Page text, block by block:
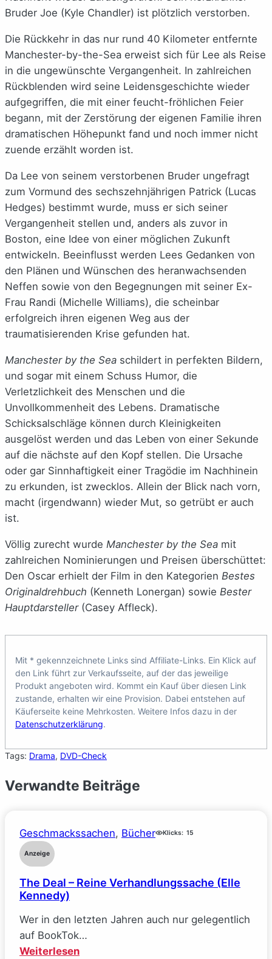
Bruder Joe (Kyle Chandler) ist plötzlich verstorben.
Die Rückkehr in das nur rund 40 Kilometer entfernte
Manchester-by-the-Sea erweist sich für Lee als Reise
in die ungewünschte Vergangenheit. In zahlreichen
Rückblenden wird seine Leidensgeschichte wieder
aufgegriffen, die mit einer feucht-fröhlichen Feier
begann, mit der Zerstörung der eigenen Familie ihren
dramatischen Höhepunkt fand und noch immer nicht
zuende erzählt worden ist.
Da Lee von seinem verstorbenen Bruder ungefragt
zum Vormund des sechszehnjährigen Patrick (Lucas
Hedges) bestimmt wurde, muss er sich seiner
Vergangenheit stellen und, anders als zuvor in
Boston, eine Idee von einer möglichen Zukunft
entwickeln. Beeinflusst werden Lees Gedanken von
den Plänen und Wünschen des heranwachsenden
Neffen sowie von den Begegnungen mit seiner Ex-
Frau Randi (Michelle Williams), die scheinbar
erfolgreich ihren eigenen Weg aus der
traumatisierenden Krise gefunden hat.
Manchester by the Sea schildert in perfekten Bildern,
und sogar mit einem Schuss Humor, die
Verletzlichkeit des Menschen und die
Unvollkommenheit des Lebens. Dramatische
Schicksalschläge können durch Kleinigkeiten
ausgelöst werden und das Leben von einer Sekunde
auf die nächste auf den Kopf stellen. Die Ursache
oder gar Sinnhaftigkeit einer Tragödie im Nachhinein
zu erkunden, ist zwecklos. Allein der Blick nach vorn,
macht (irgendwann) wieder Mut, so getrübt er auch
ist.
Völlig zurecht wurde Manchester by the Sea mit
zahlreichen Nominierungen und Preisen überschüttet:
Den Oscar erhielt der Film in den Kategorien Bestes
Originaldrehbuch (Kenneth Lonergan) sowie Bester
Hauptdarsteller(Casey Affleck).
Mit * gekennzeichnete Links sind Affiliate-Links. Ein Klick auf
den Link führt zur Verkaufsseite, auf der das jeweilige
Produkt angeboten wird. Kommt ein Kauf über diesen Link
zustande, erhalten wir eine Provision. Dabei entstehen auf
Käuferseite keine Mehrkosten. Weitere Infos dazu in der
Datenschutzerklärung.
Tags: Drama, DVD-Check
Verwandte Beiträge
Geschmackssachen, Bücher Klicks: 15
Anzeige
The Deal – Reine Verhandlungssache (Elle
Kennedy)
Wer in den letzten Jahren auch nur gelegentlich
auf BookTok…
Weiterlesen: